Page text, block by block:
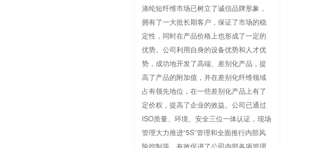
涤纶短纤维市场已树立了诚信品牌形象，
拥有了一大批长期客户，保证了市场的稳
定性，同时在产品价格上也形成了一定的
优势。公司利用自身的设备优势和人才优
势，成功地开发了高端、差别化产品，提
高了产品的附加值，并在差别化纤维领域
占有领先地位，在一些差别化产品上有了
定价权，提高了企业的效益。公司已通过
ISO质量、环境、安全三位一体认证，现场
管理大力推进“5S”管理和全面推行内部风
险控制等，有效促进了公司内部各项管理